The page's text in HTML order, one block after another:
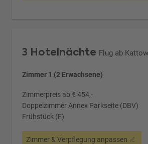
3 Hotelnächte Flug ab
Zimmer 1 (2 Erwachsene)
Zimmerpreis ab € 454,-
Doppelzimmer Annex Parkseite (DBV)
Frühstück (F)
Zimmer & Verpflegung anpassen